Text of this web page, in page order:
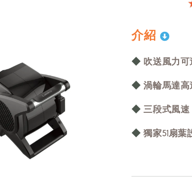
介紹
◆ 吹送風力可
◆渦輪馬達高
◆ 三段式風速
◆獨家51扇